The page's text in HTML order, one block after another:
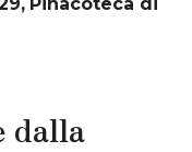
dalla